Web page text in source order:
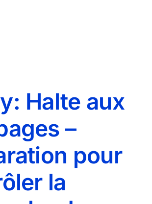
Halte aux
–
pour
la